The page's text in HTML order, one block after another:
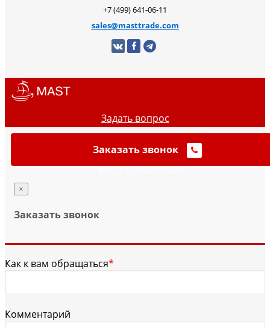
+7 (499) 641-06-11
sales@masttrade.com
Задать вопрос
Заказать звонок
MAST © 2020-2026
×
Заказать звонок
Как к вам обращаться*
Комментарий